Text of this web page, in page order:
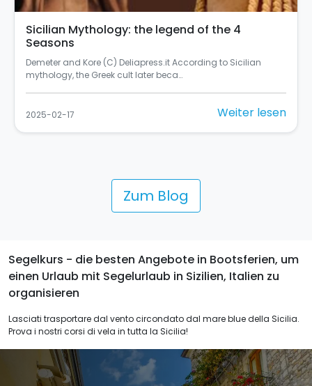
Sicilian Mythology: the legend of the 4
Seasons
Demeter and Kore (C) Deliapress.it According to Sicilian
mythology, the Greek cult later beca…
2025-02-17 Weiter lesen
Zum Blog
Segelkurs - die besten Angebote in Bootsferien, um
einen Urlaub mit Segelurlaub in Sizilien, Italien zu
organisieren
Lasciati trasportare dal vento circondato dal mare blue della Sicilia.
Prova i nostri corsi di vela in tutta la Sicilia!